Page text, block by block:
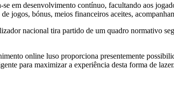
em desenvolvimento contínuo, facultando aos
jogos, bónus, meios financeiros aceites,
nacional tira partido de um quadro normativo
online luso proporciona presentemente
para maximizar a experiência desta forma de lazer.